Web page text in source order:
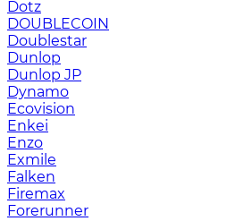
Dotz
DOUBLECOIN
Doublestar
Dunlop
Dunlop JP
Dynamo
Ecovision
Enkei
Enzo
Exmile
Falken
Firemax
Forerunner